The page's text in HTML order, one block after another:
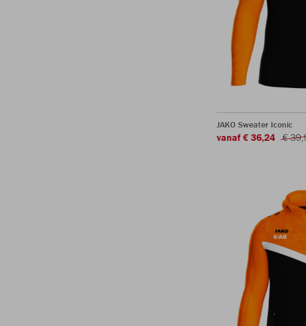
JAKO Sweater Iconic
vanaf € 36,24 €